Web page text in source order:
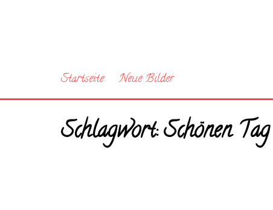
Startseite Neue Bilder
Schlagwort:Schönen